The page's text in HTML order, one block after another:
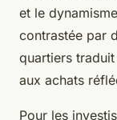
et le
contrastée par
quartiers
aux achats
Pour les